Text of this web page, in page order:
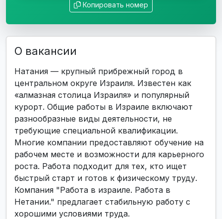
Копировать номер
О вакансии
Натания — крупный прибрежный город в
центральном округе Израиля. Известен как
«алмазная столица Израиля» и популярный
курорт. Общие работы в Израиле включают
разнообразные виды деятельности, не
требующие специальной квалификации.
Многие компании предоставляют обучение на
рабочем месте и возможности для карьерного
роста. Работа подходит для тех, кто ищет
быстрый старт и готов к физическому труду.
Компания "Работа в израиле. Работа в
Нетании." предлагает стабильную работу с
хорошими условиями труда.